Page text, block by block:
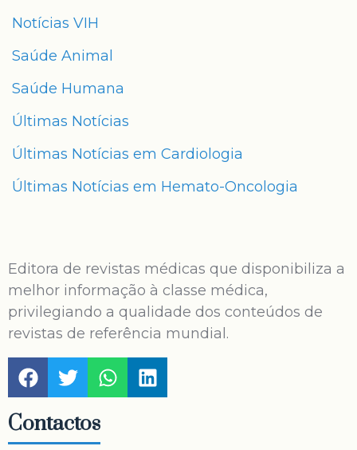
Notícias VIH
Saúde Animal
Saúde Humana
Últimas Notícias
Últimas Notícias em Cardiologia
Últimas Notícias em Hemato-Oncologia
Editora de revistas médicas que disponibiliza a
melhor informação à classe médica,
privilegiando a qualidade dos conteúdos de
revistas de referência mundial.
Contactos